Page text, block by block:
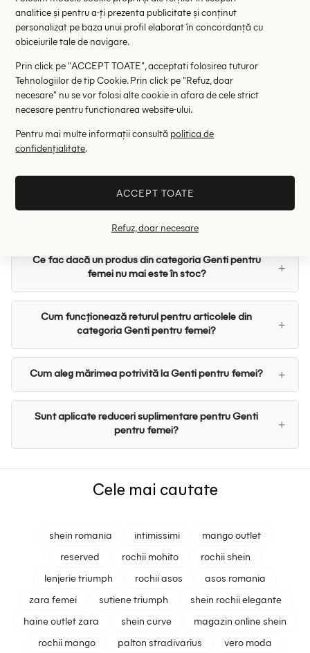
RRP: 19.00 lei
ONE SIZE
RRP: 39.00 lei
10 ANI 12 ANI 13 ANI
Ai vazut 12din 12 produse
1
Întrebări frecvente despre Genti pentru
Ce fac dacă un produs din categoria Genti pentru
femei nu mai este în stoc?
Cum funcționează returul pentru articolele din
categoria Genti pentru femei?
Cum aleg mărimea potrivită la Genti pentru femei?
Sunt aplicate reduceri suplimentare pentru Genti
pentru femei?
Cele mai cautate
shein romania intimissimi
mango outlet
reserved
rochii mohito
rochii shein
lenjerie triumph
rochii asos
asos romania
zara femei
sutiene triumph
shein rochii elegante
haine outlet zara
shein curve
magazin online shein
rochii mango
palton stradivarius
vero moda
analitice și pentru a-ți prezenta publicitate și conținut
personalizat pe baza unui profil elaborat în concordanță cu
obiceiurile tale de navigare.
Prin click pe "ACCEPT TOATE", acceptati folosirea tuturor
Tehnologiilor de tip Cookie. Prin click pe "Refuz, doar
necesare" nu se vor folosi alte cookie in afara de cele strict
necesare pentru functionarea website-ului.
Pentru mai multe informații consultă politica de
confidențialitate.
ACCEPT TOATE
Refuz, doar necesare